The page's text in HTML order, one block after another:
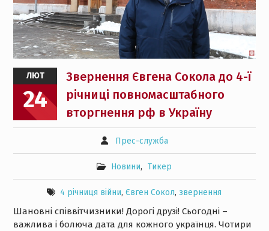
ЛЮТ
24
Звернення Євгена Сокола до 4-ї
річниці повномасштабного
вторгнення рф в Україну
Прес-служба
Новини, Тикер
4 річниця війни,Євген Сокол,звернення
Шановні співвітчизники! Дорогі друзі! Сьогодні –
важлива і болюча дата для кожного українця. Чотири